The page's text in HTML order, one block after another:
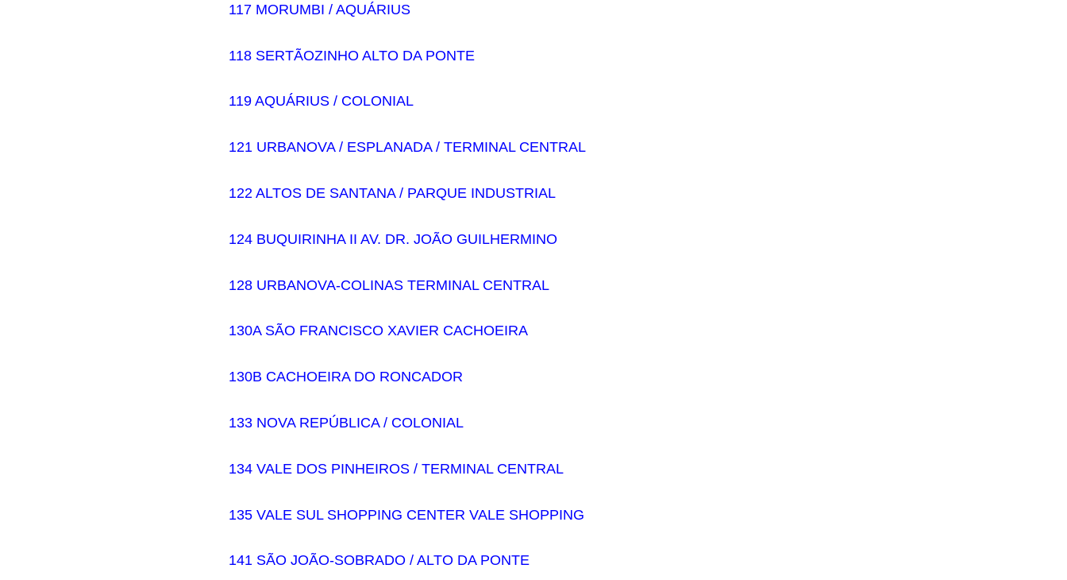
117 MORUMBI / AQUÁRIUS
118 SERTÃOZINHO ALTO DA PONTE
119 AQUÁRIUS / COLONIAL
121 URBANOVA / ESPLANADA / TERMINAL CENTRAL
122 ALTOS DE SANTANA / PARQUE INDUSTRIAL
124 BUQUIRINHA II AV. DR. JOÃO GUILHERMINO
128 URBANOVA-COLINAS TERMINAL CENTRAL
130A SÃO FRANCISCO XAVIER CACHOEIRA
130B CACHOEIRA DO RONCADOR
133 NOVA REPÚBLICA / COLONIAL
134 VALE DOS PINHEIROS / TERMINAL CENTRAL
135 VALE SUL SHOPPING CENTER VALE SHOPPING
141 SÃO JOÃO-SOBRADO / ALTO DA PONTE